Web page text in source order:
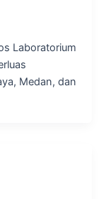
Laboratorium
Medan, dan